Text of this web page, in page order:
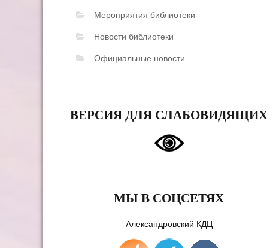
Мероприятия библиотеки
Новости библиотеки
Официальные новости
ВЕРСИЯ ДЛЯ СЛАБОВИДЯЩИХ
МЫ В СОЦСЕТЯХ
Александровский КДЦ